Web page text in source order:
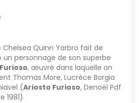
Quinn Yarbro fait de
un personnage de son superbe
, œuvre dans laquelle on
Thomas More, Lucrèce Borgia
(Ariosto Furioso, Denoël Pdf
1981).